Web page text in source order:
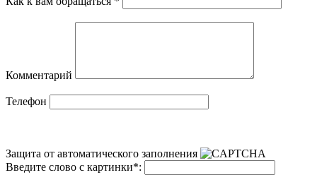
Комментарий
Телефон
Защита от автоматического заполнения
Введите слово с картинки*: